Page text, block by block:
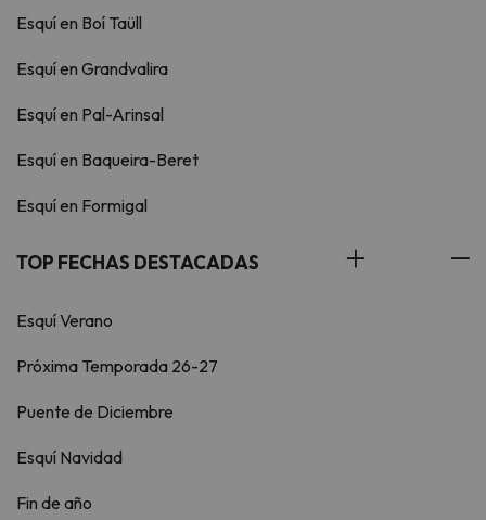
Esquí en Boí Taüll
Esquí en Grandvalira
Esquí en Pal-Arinsal
Esquí en Baqueira-Beret
Esquí en Formigal
TOP FECHAS DESTACADAS
Esquí Verano
Próxima Temporada 26-27
Puente de Diciembre
Esquí Navidad
Fin de año